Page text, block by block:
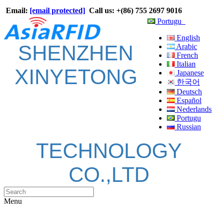
Email: [email protected] Call us: +(86) 755 2697 9016
Portugu
English
Arabic
French
Italian
Japanese
한국어
Deutsch
Español
Nederlands
Portugu
Russian
SHENZHEN
XINYETONG
TECHNOLOGY
CO.,LTD
Menu